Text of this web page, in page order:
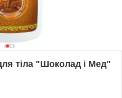
тіла "Шоколад і Мед"